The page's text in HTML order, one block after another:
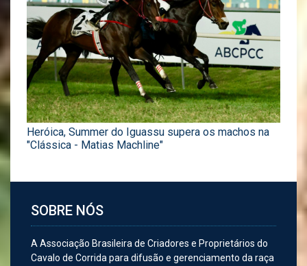
Heróica, Summer do Iguassu supera os machos na
"Clássica - Matias Machline"
SOBRE NÓS
A Associação Brasileira de Criadores e Proprietários do
Cavalo de Corrida para difusão e gerenciamento da raça